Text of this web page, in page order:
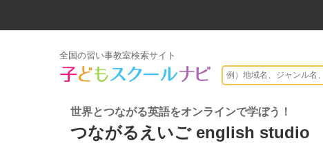
全国の習い事教室検索サイト
世界とつながる英語をオンラインで学ぼう！
つながるえいご english studio